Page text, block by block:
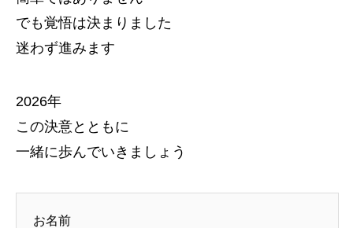
でも覚悟は決まりました
迷わず進みます
2026年
この決意とともに
一緒に歩んでいきましょう
お名前